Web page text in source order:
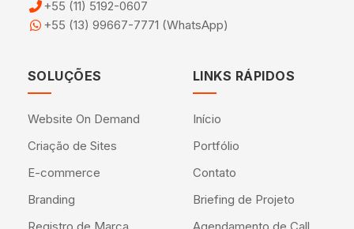
+55 (11) 5192-0607
+55 (13) 99667-7771 (WhatsApp)
SOLUÇÕES
Website On Demand
Criação de Sites
E-commerce
Branding
LINKS RÁPIDOS
Início
Portfólio
Contato
Briefing de Projeto